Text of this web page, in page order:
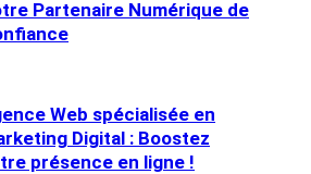
Partenaire Numérique de
Web spécialisée en
Digital : Boostez
présence en ligne !